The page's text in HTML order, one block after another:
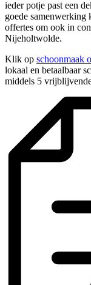
ieder potje past een
goede
offertes om ook in
Nijeholtwolde.
Klik op schoonmaak
lokaal en betaalbaar
middels 5